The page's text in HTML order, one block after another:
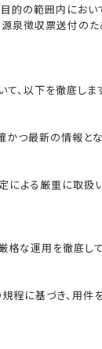
的の範囲内におい
源泉徴収票送付のた
、以下を徹底します
つ最新の情報とな
による厳重に取扱
な運用を徹底して
に基づき、用件